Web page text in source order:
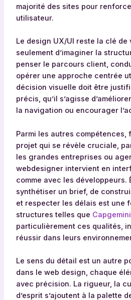
majorité des sites pour
utilisateur.
Le design UX/UI reste la clé de
seulement d’imaginer la
penser le parcours client,
opérer une approche centrée
décision visuelle doit être
précis, qu’il s’agisse
la navigation ou encourager
Parmi les autres
projet qui se révèle cruciale,
les grandes entreprises ou
webdesigner intervient en
comme avec les développeurs.
synthétiser un brief, de
et respecter les délais est une
structures telles que Capgemini
particulièrement ces qualités,
réussir dans leurs
Le sens du détail est un autre
dans le web design, chaque
avec précision. La rigueur, la
d’esprit s’ajoutent à la palette